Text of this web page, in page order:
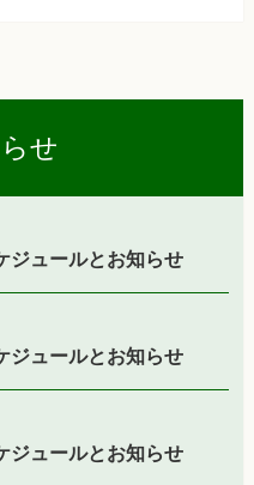
せ
ジュールとお知らせ
ジュールとお知らせ
ジュールとお知らせ